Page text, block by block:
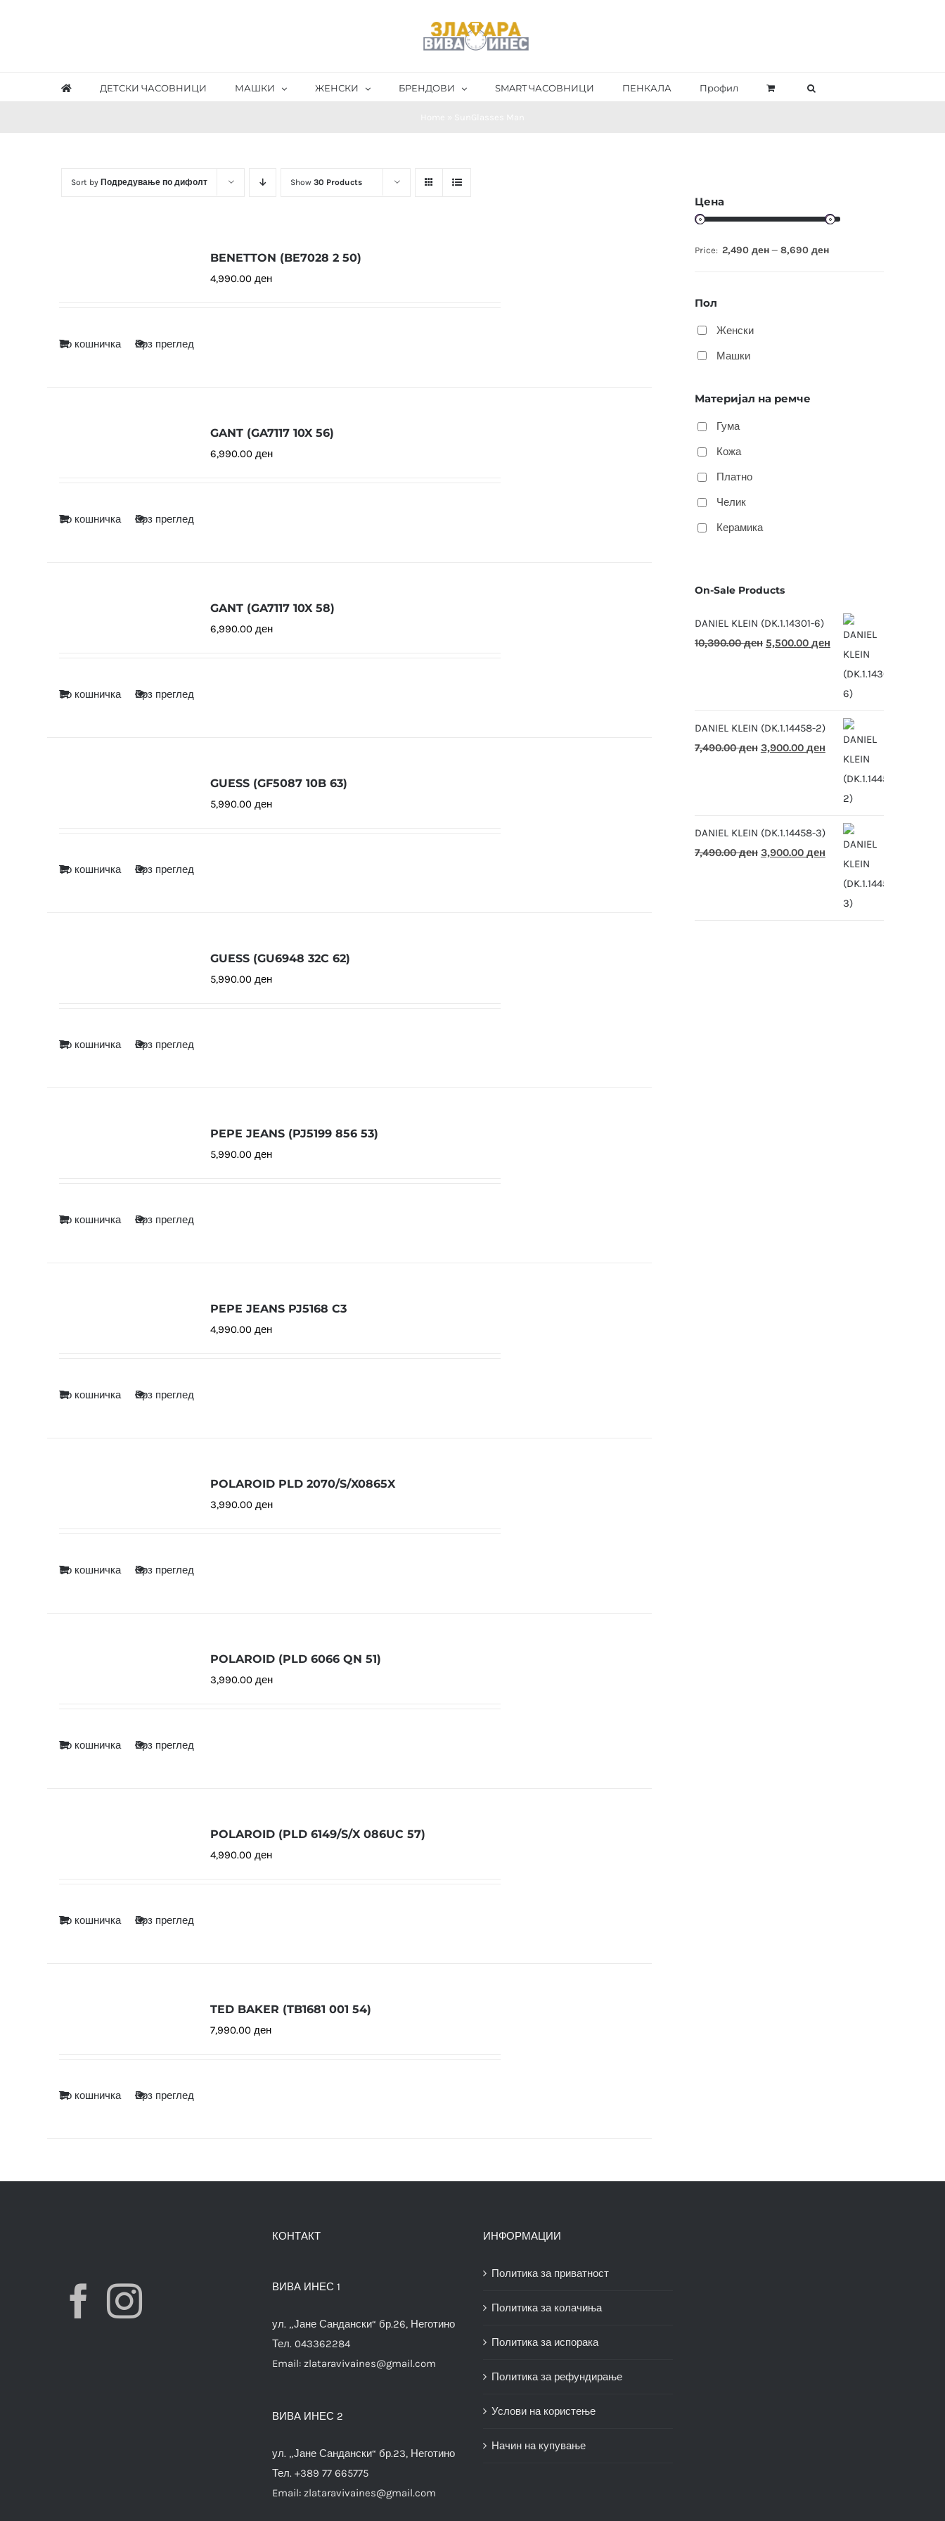
ДЕТСКИ ЧАСОВНИЦИ МАШКИ ЖЕНСКИ БРЕНДОВИ SMART ЧАСОВНИЦИ ПЕНКАЛА Профил
Sort by Подредување по дифолт Show 30 Products
BENETTON (BE7028 2 50)
4,990.00ден
Во кошничка Брз преглед
GANT (GA7117 10X 56)
6,990.00ден
Во кошничка Брз преглед
GANT (GA7117 10X 58)
6,990.00ден
Во кошничка Брз преглед
GUESS (GF5087 10B 63)
5,990.00ден
Во кошничка Брз преглед
GUESS (GU6948 32C 62)
5,990.00ден
Во кошничка Брз преглед
PEPE JEANS (PJ5199 856 53)
5,990.00ден
Во кошничка Брз преглед
PEPE JEANS PJ5168 C3
4,990.00ден
Во кошничка Брз преглед
POLAROID PLD 2070/S/X0865X
3,990.00ден
Во кошничка Брз преглед
POLAROID (PLD 6066 QN 51)
3,990.00ден
Во кошничка Брз преглед
POLAROID (PLD 6149/S/X 086UC 57)
4,990.00ден
Во кошничка Брз преглед
TED BAKER (TB1681 001 54)
7,990.00ден
Во кошничка Брз преглед
Цена
Price: 2,490 ден— 8,690 ден
Пол
Женски
Машки
Материјал на ремче
Гума
Кожа
Платно
Челик
Керамика
On-Sale Products
DANIEL KLEIN (DK.1.14301-6)
10,390.00ден Original
5,500.00 денCurrent
price
5,500.00 ден.
DANIEL KLEIN (DK.1.14458-2)
7,490.00ден Original
3,900.00 денCurrent
price
3,900.00 ден.
DANIEL KLEIN (DK.1.14458-3)
7,490.00ден Original
3,900.00 денCurrent
price
3,900.00 ден.
КОНТАКТ
ВИВА ИНЕС 1
ул. „Јане Сандански“ бр.26, Неготино
Тел. 043362284
Email: zlataravivaines@gmail.com
ВИВА ИНЕС 2
ул. „Јане Сандански“ бр.23, Неготино
Тел. +389 77 665775
Email: zlataravivaines@gmail.com
ИНФОРМАЦИИ
Политика за приватност
Политика за колачиња
Политика за испорака
Политика за рефундирање
Услови на користење
Начин на купување